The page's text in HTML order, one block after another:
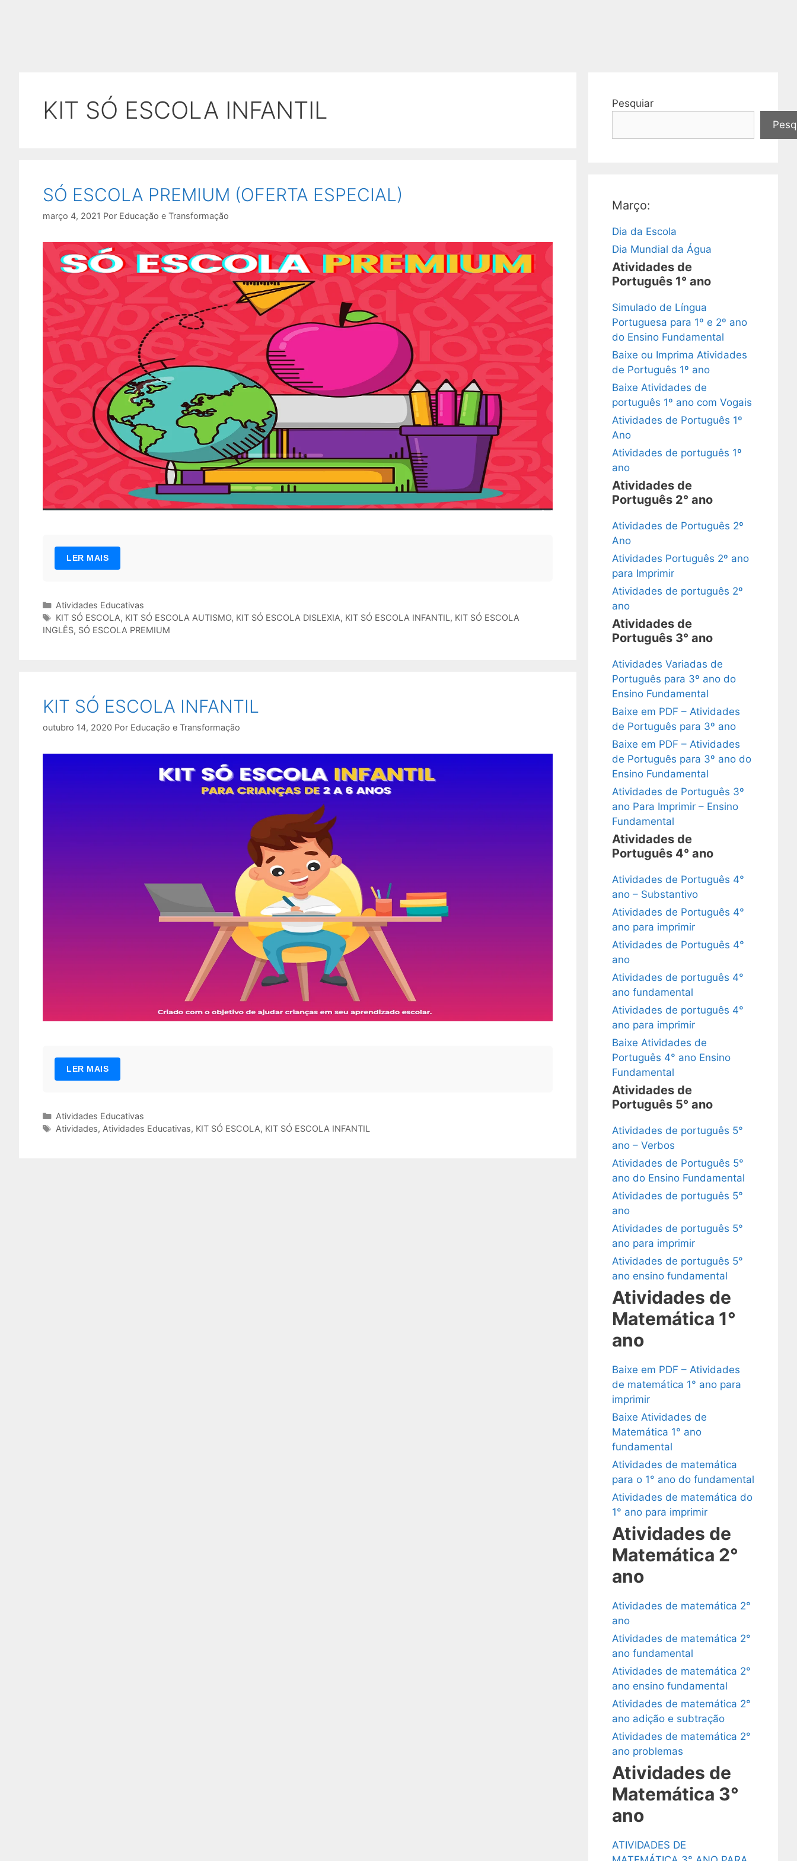
KIT SÓ ESCOLA INFANTIL
SÓ ESCOLA PREMIUM (OFERTA ESPECIAL)
março 4, 2021 Por Educação e Transformação
LER MAIS
Categorias
Atividades Educativas
Tags
KIT SÓ ESCOLA, KIT SÓ ESCOLA AUTISMO, KIT SÓ ESCOLA DISLEXIA, KIT SÓ ESCOLA INFANTIL , KIT SÓ ESCOLA
INGLÊS, SÓ ESCOLA PREMIUM
KIT SÓ ESCOLA INFANTIL
outubro 14, 2020 Por Educação e Transformação
LER MAIS
Categorias
Atividades Educativas
Tags
Atividades, Atividades Educativas, KIT SÓ ESCOLA, KIT SÓ ESCOLA INFANTIL
Pesquiar
Março:
Dia da Escola
Dia Mundial da Água
Atividades de
Português 1° ano
Simulado de Língua
Portuguesa para 1º e 2º ano
do Ensino Fundamental
Baixe ou Imprima Atividades
de Português 1º ano
Baixe Atividades de
português 1º ano com Vogais
Atividades de Português 1º
Ano
Atividades de português 1º
ano
Atividades de
Português 2° ano
Atividades de Português 2º
Ano
Atividades Português 2º ano
para Imprimir
Atividades de português 2º
ano
Atividades de
Português 3° ano
Atividades Variadas de
Português para 3º ano do
Ensino Fundamental
Baixe em PDF – Atividades
de Português para 3º ano
Baixe em PDF – Atividades
de Português para 3º ano do
Ensino Fundamental
Atividades de Português 3º
ano Para Imprimir – Ensino
Fundamental
Atividades de
Português 4° ano
Atividades de Português 4°
ano – Substantivo
Atividades de Português 4°
ano para imprimir
Atividades de Português 4°
ano
Atividades de português 4°
ano fundamental
Atividades de português 4°
ano para imprimir
Baixe Atividades de
Português 4° ano Ensino
Fundamental
Atividades de
Português 5° ano
Atividades de português 5°
ano – Verbos
Atividades de Português 5°
ano do Ensino Fundamental
Atividades de português 5°
ano
Atividades de português 5°
ano para imprimir
Atividades de português 5°
ano ensino fundamental
Atividades de
Matemática 1°
ano
Baixe em PDF – Atividades
de matemática 1° ano para
imprimir
Baixe Atividades de
Matemática 1° ano
fundamental
Atividades de matemática
para o 1° ano do fundamental
Atividades de matemática do
1° ano para imprimir
Atividades de
Matemática 2°
ano
Atividades de matemática 2°
ano
Atividades de matemática 2°
ano fundamental
Atividades de matemática 2°
ano ensino fundamental
Atividades de matemática 2°
ano adição e subtração
Atividades de matemática 2°
ano problemas
Atividades de
Matemática 3°
ano
ATIVIDADES DE